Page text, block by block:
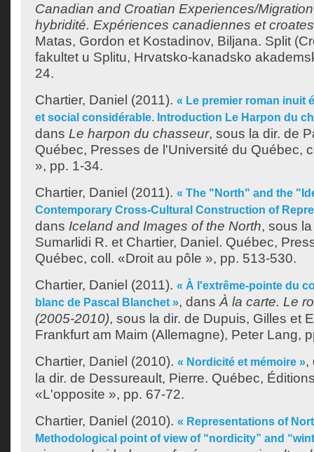
Canadian and Croatian Experiences/
hybridité. Expériences canadiennes et croates
Matas, Gordon et Kostadinov, Biljana. Split
fakultet u Splitu, Hrvatsko-kanadsko
24.
Chartier, Daniel (2011). « Le premier roman inuit
et social considérable. Introduction Le Harpon du
dans Le harpon du chasseur, sous la dir. de
Québec, Presses de l'Université du Québec,
», pp. 1-34.
Chartier, Daniel (2011). « The "North" and the
Contemporary Cross-Cultural Construction of
dans Iceland and Images of the North, sous
Sumarlidi R. et Chartier, Daniel . Québec,
Québec, coll. «Droit au pôle », pp. 513-530.
Chartier, Daniel (2011). « À l'extrême-pointe du
blanc de Pascal Blanchet », dans À la carte. Le
(2005-2010), sous la dir. de Dupuis, Gilles et
Frankfurt am Maim (Allemagne), Peter Lang,
Chartier, Daniel (2010). « Nordicité et mémoire »,
la dir. de Dessureault, Pierre. Québec,
«L'opposite », pp. 67-72.
Chartier, Daniel (2010). « Representations of
Methodological point of view of “nordicity” and